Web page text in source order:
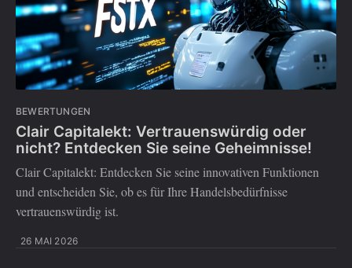
BEWERTUNGEN
Clair Capitalekt: Vertrauenswürdig oder
nicht? Entdecken Sie seine Geheimnisse!
Clair Capitalekt: Entdecken Sie seine innovativen Funktionen
und entscheiden Sie, ob es für Ihre Handelsbedürfnisse
vertrauenswürdig ist.
26 MAI 2026